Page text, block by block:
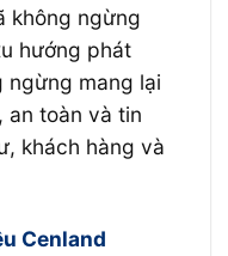
không ngừng
hướng phát
ngừng mang lại
an toàn và tin
khách hàng và
Cenland